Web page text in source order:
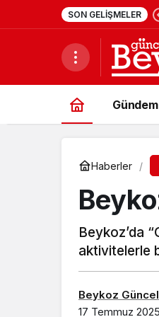
SON GELIŞMELER
Gündem
Haberler
Beykoz’da
aktivitelerle
Beykoz Güncel
17 Temmuz